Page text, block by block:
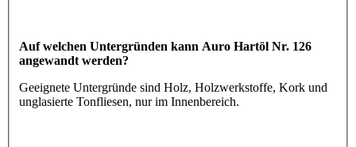
Auf welchen Untergründen kann Auro Hartöl Nr. 126
angewandt werden?
Geeignete Untergründe sind Holz, Holzwerkstoffe, Kork und
unglasierte Tonfliesen, nur im Innenbereich.